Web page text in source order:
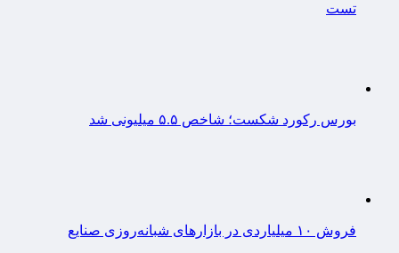
تست
بورس رکورد شکست؛ شاخص ۵.۵ میلیونی شد
فروش ۱۰ میلیاردی در بازارهای شبانه‌روزی صنایع